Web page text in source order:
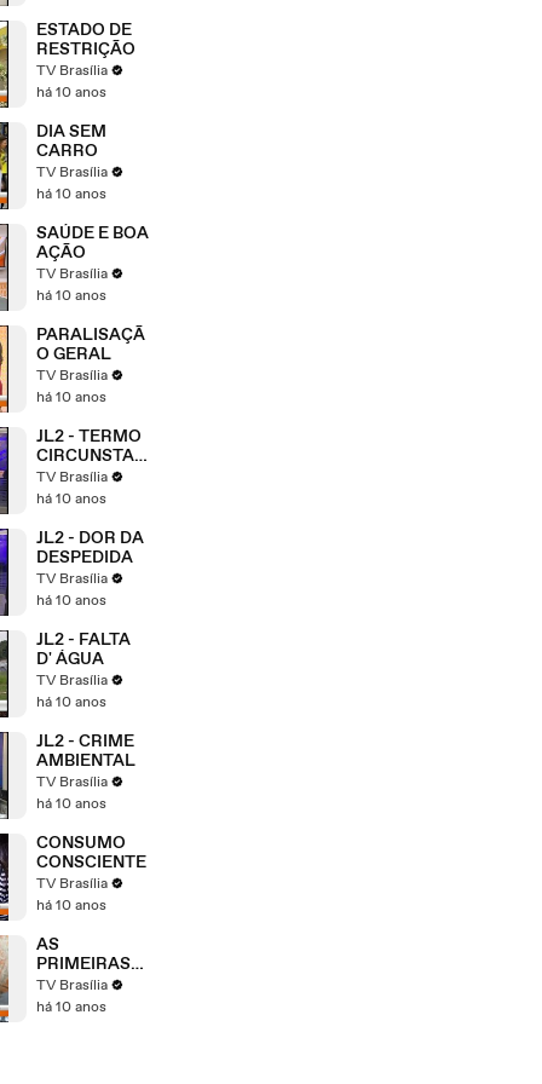
ESTADO DE
RESTRIÇÃO
TV Brasília
há 10 anos
DIA SEM
CARRO
TV Brasília
há 10 anos
SAÚDE E BOA
AÇÃO
TV Brasília
há 10 anos
PARALISAÇÃ
O GERAL
TV Brasília
há 10 anos
JL2 - TERMO
CIRCUNSTAN
CIADO
TV Brasília
há 10 anos
JL2 - DOR DA
DESPEDIDA
TV Brasília
há 10 anos
JL2 - FALTA
D' ÁGUA
TV Brasília
há 10 anos
JL2 - CRIME
AMBIENTAL
TV Brasília
há 10 anos
CONSUMO
CONSCIENTE
TV Brasília
há 10 anos
AS
PRIMEIRAS
CHUVAS
TV Brasília
há 10 anos